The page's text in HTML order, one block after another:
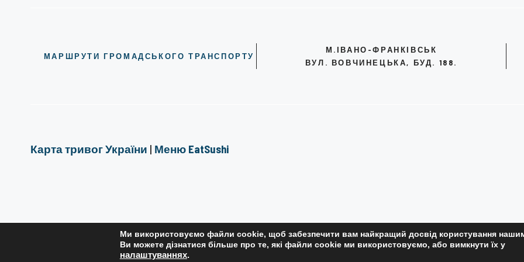
МАРШРУТИ ГРОМАДСЬКОГО ТРАНСПОРТУ
М.ІВАНО-ФРАНКІВСЬК
ВУЛ. ВОВЧИНЕЦЬКА, БУД. 188.
Карта тривог України | Меню EatSushi
РЕДАКЦІЙНА ПОЛІТИКА ПОЛІТИКА
Ми використовуємо файли cookie, щоб забезпечити вам найкращий досвід користування
Ви можете дізнатися більше про те, які файли cookie ми використовуємо, або вимкнути їх у
налаштуваннях.